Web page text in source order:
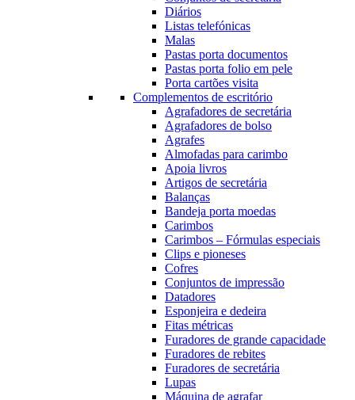
Diários
Listas telefónicas
Malas
Pastas porta documentos
Pastas porta folio em pele
Porta cartões visita
Complementos de escritório
Agrafadores de secretária
Agrafadores de bolso
Agrafes
Almofadas para carimbo
Apoia livros
Artigos de secretária
Balanças
Bandeja porta moedas
Carimbos
Carimbos – Fórmulas especiais
Clips e pioneses
Cofres
Conjuntos de impressão
Datadores
Esponjeira e dedeira
Fitas métricas
Furadores de grande capacidade
Furadores de rebites
Furadores de secretária
Lupas
Máquina de agrafar